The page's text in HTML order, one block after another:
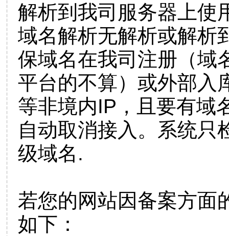
解析到我司服务器上使
域名解析无解析或解析
保域名在我司注册（域
平台的不算）或外部入
等非境内IP，且要有域
自动取消接入。系统只
级域名.
若您的网站因备案方面
如下：